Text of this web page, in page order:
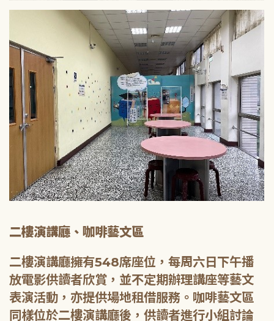
二樓演講廳、咖啡藝文區
二樓演講廳擁有548席座位，每周六日下午播
放電影供讀者欣賞，並不定期辦理講座等藝文
表演活動，亦提供場地租借服務。咖啡藝文區
同樣位於二樓演講廳後，供讀者進行小組討論